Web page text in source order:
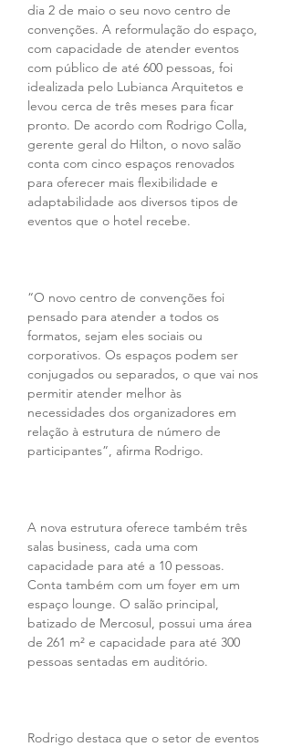
dia 2 de maio o seu novo centro de
convenções. A reformulação do espaço,
com capacidade de atender eventos
com público de até 600 pessoas, foi
idealizada pelo Lubianca Arquitetos e
levou cerca de três meses para ficar
pronto. De acordo com Rodrigo Colla,
gerente geral do Hilton, o novo salão
conta com cinco espaços renovados
para oferecer mais flexibilidade e
adaptabilidade aos diversos tipos de
eventos que o hotel recebe.
“O novo centro de convenções foi
pensado para atender a todos os
formatos, sejam eles sociais ou
corporativos. Os espaços podem ser
conjugados ou separados, o que vai nos
permitir atender melhor às
necessidades dos organizadores em
relação à estrutura de número de
participantes”, afirma Rodrigo.
A nova estrutura oferece também três
salas business, cada uma com
capacidade para até a 10 pessoas.
Conta também com um foyer em um
espaço lounge. O salão principal,
batizado de Mercosul, possui uma área
de 261 m² e capacidade para até 300
pessoas sentadas em auditório.
Rodrigo destaca que o setor de eventos